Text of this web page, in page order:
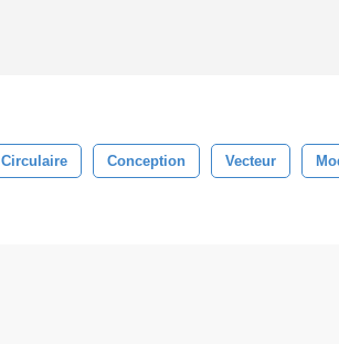
Circulaire Conception Vecteur